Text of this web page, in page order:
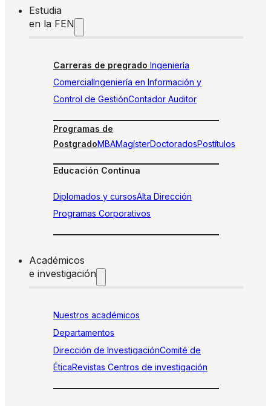
Estudia
en la FEN
Carreras de pregrado Ingeniería
ComercialIngeniería en Información y
Control de GestiónContador Auditor
Programas de
PostgradoMBAMagísterDoctoradosPostítulos
Educación Continua
Diplomados y cursosAlta Dirección
Programas Corporativos
Académicos
e investigación
Nuestros académicos
Departamentos
Dirección de InvestigaciónComité de
ÉticaRevistas Centros de investigación